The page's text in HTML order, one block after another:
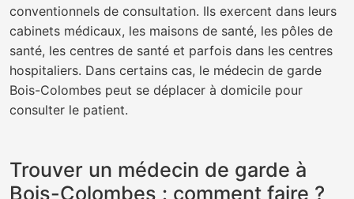
conventionnels de consultation. Ils exercent dans leurs
cabinets médicaux, les maisons de santé, les pôles de
santé, les centres de santé et parfois dans les centres
hospitaliers. Dans certains cas, le médecin de garde
Bois-Colombes peut se déplacer à domicile pour
consulter le patient.
Trouver un médecin de garde à
Bois-Colombes : comment faire ?